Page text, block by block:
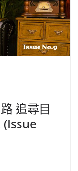
追尋目
(Issue